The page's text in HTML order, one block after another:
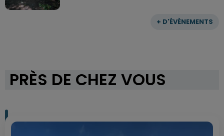
+ D'ÉVÈNEMENTS
PRÈS DE CHEZ VOUS